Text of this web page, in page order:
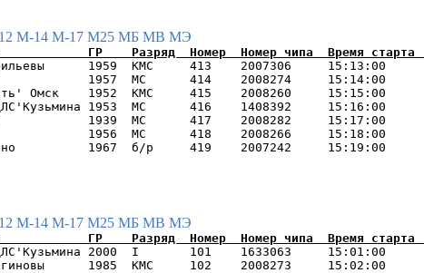
М-14 М-17 М25 МБ МВ МЭ
1959  КМС     413    2007306     15:13:00
1957  МС      414    2008274     15:14:00
Омск    1952  КМС     415    2008260     15:15:00
1953  МС      416    1408392     15:16:00
1939  МС      417    2008282     15:17:00
1956  МС      418    2008266     15:18:00
М-14 М-17 М25 МБ МВ МЭ
2000  I       101    1633063     15:01:00
1985  КМС     102    2008273     15:02:00